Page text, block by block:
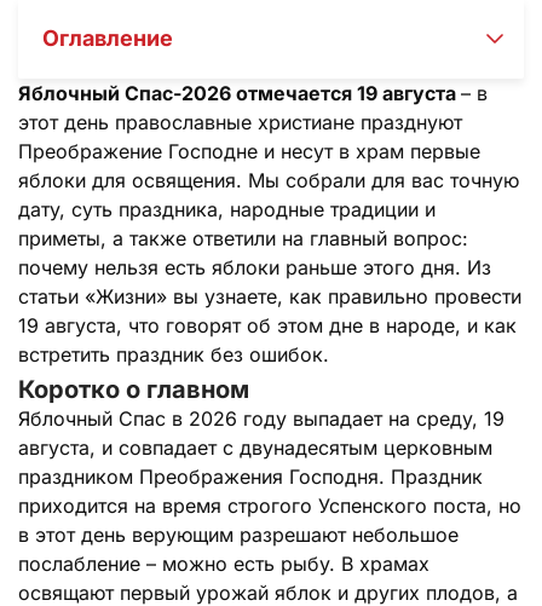
Оглавление
Яблочный Спас-2026 отмечается 19 августа – в
этот день православные христиане празднуют
Преображение Господне и несут в храм первые
яблоки для освящения. Мы собрали для вас точную
дату, суть праздника, народные традиции и
приметы, а также ответили на главный вопрос:
почему нельзя есть яблоки раньше этого дня. Из
статьи «Жизни» вы узнаете, как правильно провести
19 августа, что говорят об этом дне в народе, и как
встретить праздник без ошибок.
Коротко о главном
Яблочный Спас в 2026 году выпадает на среду, 19
августа, и совпадает с двунадесятым церковным
праздником Преображения Господня. Праздник
приходится на время строгого Успенского поста, но
в этот день верующим разрешают небольшое
послабление – можно есть рыбу. В храмах
освящают первый урожай яблок и других плодов, а